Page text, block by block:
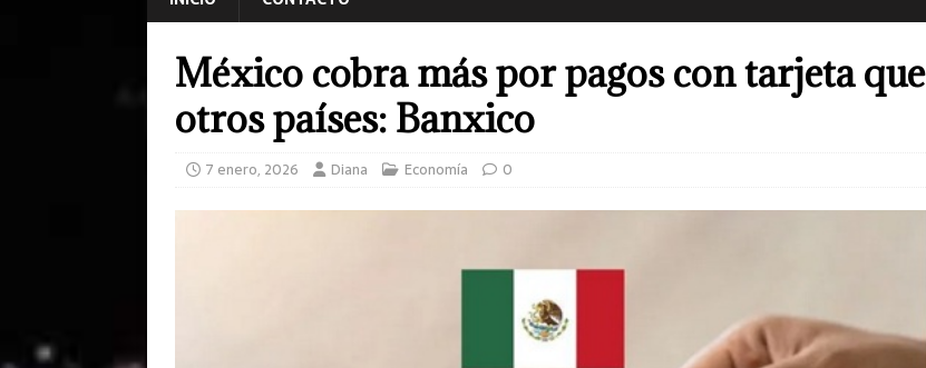
México cobra más por pagos con tarjeta que
otros países: Banxico
7 enero, 2026 Diana Economía 0